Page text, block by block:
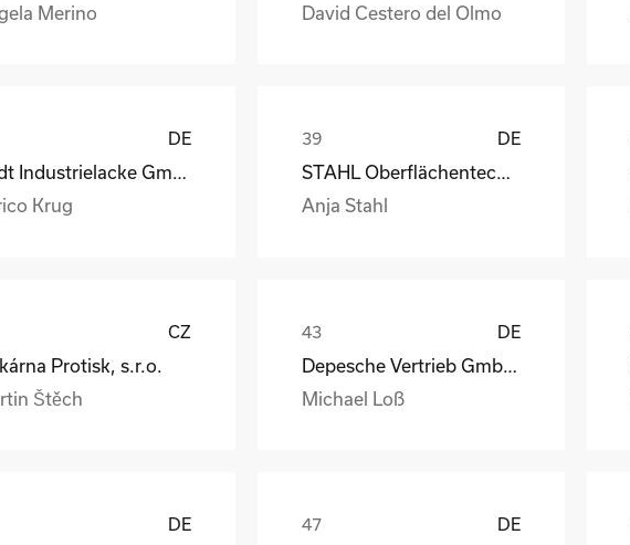
Merino
David Cestero del Olmo
DE
Rüdt Industrielacke GmbH & Co.KG
Krug
DE
STAHL Oberflächentechnik GmbH
Anja Stahl
CZ
Protisk, s.r.o.
Štěch
DE
Michael Loß
DE DE